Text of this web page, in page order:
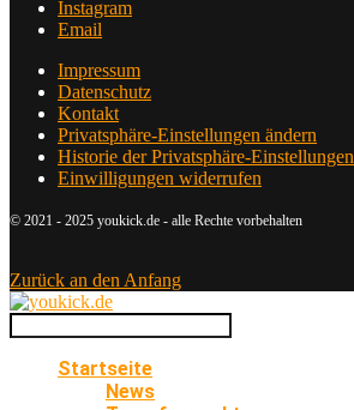
Instagram
Email
Impressum
Datenschutz
Kontakt
Privatsphäre-Einstellungen ändern
Historie der Privatsphäre-Einstellungen
Einwilligungen widerrufen
© 2021 - 2025 youkick.de - alle Rechte vorbehalten
Zurück an den Anfang
Startseite
News